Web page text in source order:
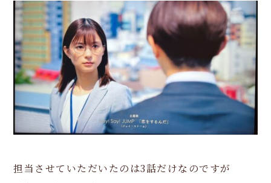
担当させていただいたのは3話だけなのですが